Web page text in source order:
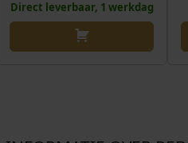
Direct leverbaar, 1 werkdag